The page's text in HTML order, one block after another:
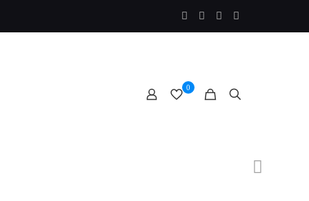
0